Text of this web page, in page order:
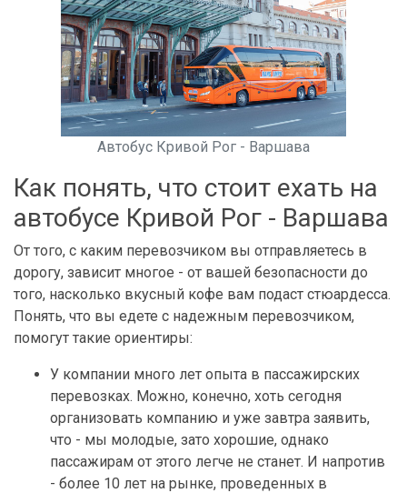
Автобус Кривой Рог - Варшава
Как понять, что стоит ехать на
автобусе Кривой Рог - Варшава
От того, с каким перевозчиком вы отправляетесь в
дорогу, зависит многое - от вашей безопасности до
того, насколько вкусный кофе вам подаст стюардесса.
Понять, что вы едете с надежным перевозчиком,
помогут такие ориентиры:
У компании много лет опыта в пассажирских
перевозках. Можно, конечно, хоть сегодня
организовать компанию и уже завтра заявить,
что - мы молодые, зато хорошие, однако
пассажирам от этого легче не станет. И напротив
- более 10 лет на рынке, проведенных в